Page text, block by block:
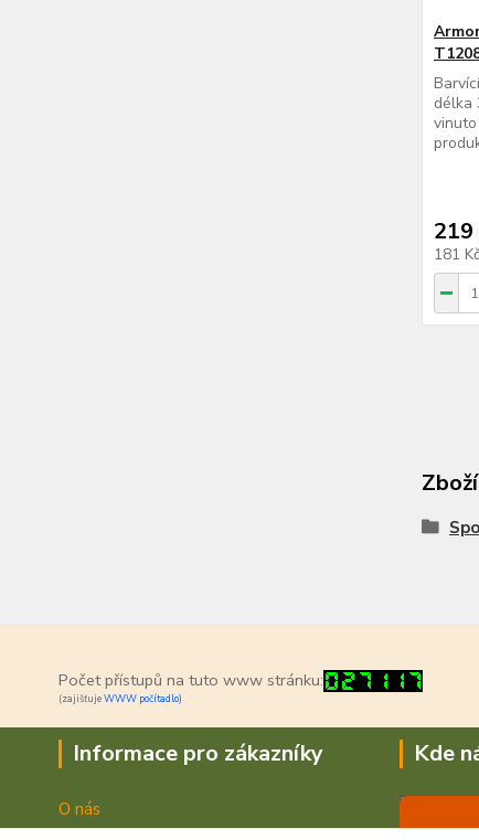
délka
219
181 Kč
Počet přístupů na tuto www stránku:
(zajišťujeWWW počítadlo)
Informace pro zákazníky
O nás
Kde